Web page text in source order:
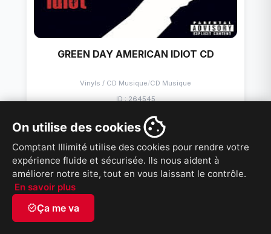
On utilise des cookies
Comptant Illimité utilise des cookies pour rendre votre
expérience fluide et sécurisée. Ils nous aident à
améliorer notre site, tout en vous laissant le contrôle.
En savoir plus
verifiedÇa me va
GREEN DAY AMERICAN IDIOT CD
Vinyls / CD Musique/CD Musique
ID : 264545
PRIX
VOIR PRODUIT
French